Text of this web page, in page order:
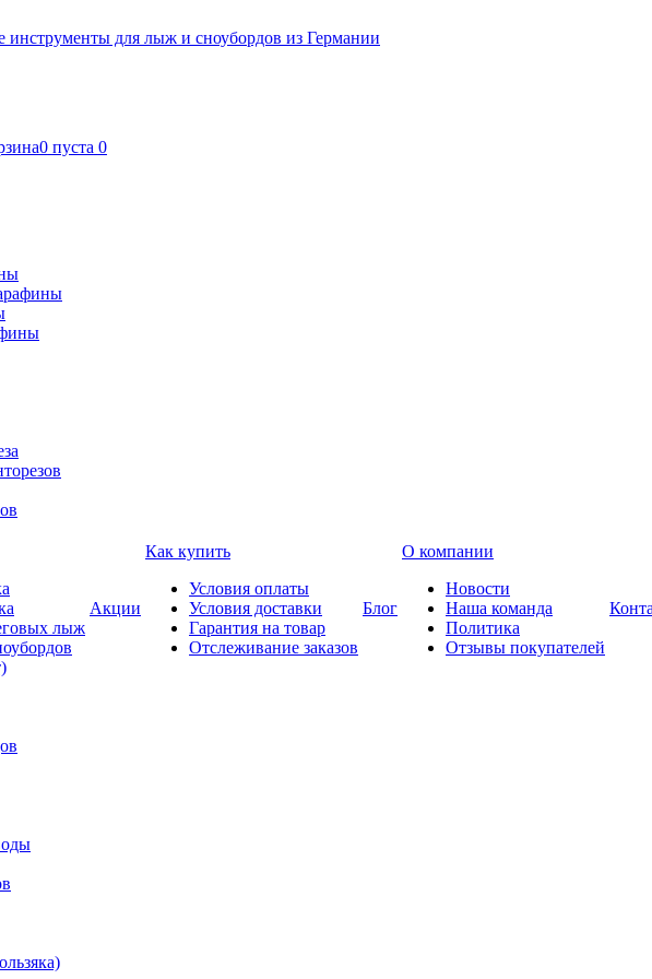
0 пуста 0
лыж
Акции
Как купить
Условия оплаты
Условия доставки
Гарантия на товар
Отслеживание заказов
Блог
О компании
Новости
Наша команда
Политика
Отзывы покупателей